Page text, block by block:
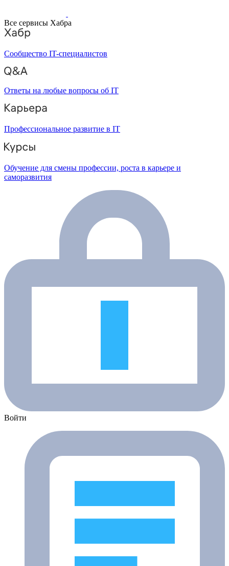
Все сервисы Хабра
Сообщество IT-специалистов
Ответы на любые вопросы об IT
Профессиональное развитие в IT
Обучение для смены профессии, роста в карьере и
саморазвития
Войти